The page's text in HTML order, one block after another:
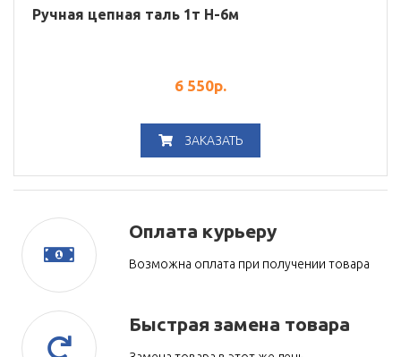
Ручная цепная таль 1т H-6м
6 550р.
ЗАКАЗАТЬ
Оплата курьеру
Возможна оплата при получении товара
Быстрая замена товара